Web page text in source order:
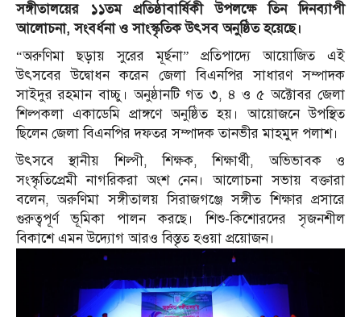
সঙ্গীতালয়ের ১১তম প্রতিষ্ঠাবার্ষিকী উপলক্ষে তিন দিনব্যাপী
আলোচনা, সংবর্ধনা ও সাংস্কৃতিক উৎসব অনুষ্ঠিত হয়েছে।
“অরুণিমা ছড়ায় সুরের মূর্ছনা” প্রতিপাদ্যে আয়োজিত এই
উৎসবের উদ্বোধন করেন জেলা বিএনপির সাধারণ সম্পাদক
সাইদুর রহমান বাচ্চু। অনুষ্ঠানটি গত ৩, ৪ ও ৫ অক্টোবর জেলা
শিল্পকলা একাডেমি প্রাঙ্গণে অনুষ্ঠিত হয়। আয়োজনে উপস্থিত
ছিলেন জেলা বিএনপির দফতর সম্পাদক তানভীর মাহমুদ পলাশ।
উৎসবে স্থানীয় শিল্পী, শিক্ষক, শিক্ষার্থী, অভিভাবক ও
সংস্কৃতিপ্রেমী নাগরিকরা অংশ নেন। আলোচনা সভায় বক্তারা
বলেন, অরুণিমা সঙ্গীতালয় সিরাজগঞ্জে সঙ্গীত শিক্ষার প্রসারে
গুরুত্বপূর্ণ ভূমিকা পালন করছে। শিশু-কিশোরদের সৃজনশীল
বিকাশে এমন উদ্যোগ আরও বিস্তৃত হওয়া প্রয়োজন।